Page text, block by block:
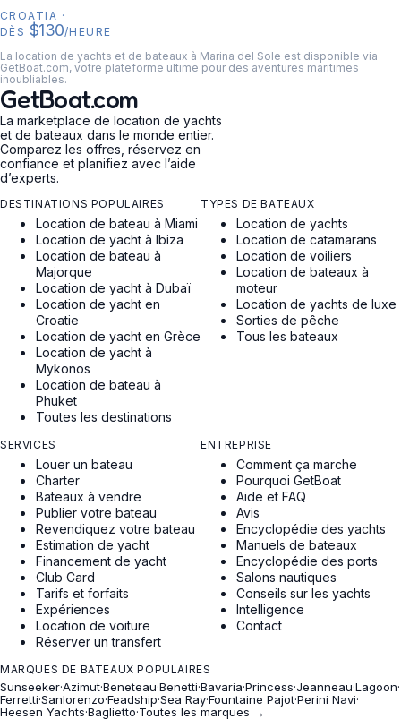
CROATIA ·
DÈS $130/HEURE
La location de yachts et de bateaux à Marina del Sole est disponible via
GetBoat.com, votre plateforme ultime pour des aventures maritimes
inoubliables.
GetBoat.com
La marketplace de location de yachts
et de bateaux dans le monde entier.
Comparez les offres, réservez en
confiance et planifiez avec l’aide
d’experts.
DESTINATIONS POPULAIRES
Location de bateau à Miami
Location de yacht à Ibiza
Location de bateau à
Majorque
Location de yacht à Dubaï
Location de yacht en
Croatie
Location de yacht en Grèce
Location de yacht à
Mykonos
Location de bateau à
Phuket
Toutes les destinations
TYPES DE BATEAUX
Location de yachts
Location de catamarans
Location de voiliers
Location de bateaux à
moteur
Location de yachts de luxe
Sorties de pêche
Tous les bateaux
SERVICES
Louer un bateau
Charter
Bateaux à vendre
Publier votre bateau
Revendiquez votre bateau
Estimation de yacht
Financement de yacht
Club Card
Tarifs et forfaits
Expériences
Location de voiture
Réserver un transfert
ENTREPRISE
Comment ça marche
Pourquoi GetBoat
Aide et FAQ
Avis
Encyclopédie des yachts
Manuels de bateaux
Encyclopédie des ports
Salons nautiques
Conseils sur les yachts
Intelligence
Contact
MARQUES DE BATEAUX POPULAIRES
Sunseeker·Azimut·Beneteau·Benetti·Bavaria·Princess·Jeanneau·Lagoon·
Ferretti·Sanlorenzo·Feadship·Sea Ray·Fountaine Pajot·Perini Navi·
Heesen Yachts·Baglietto·Toutes les marques →